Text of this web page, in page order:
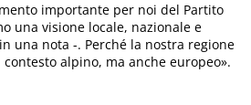
importante per noi del Partito
una visione locale, nazionale e
una nota -. Perché la nostra regione
alpino, ma anche europeo».